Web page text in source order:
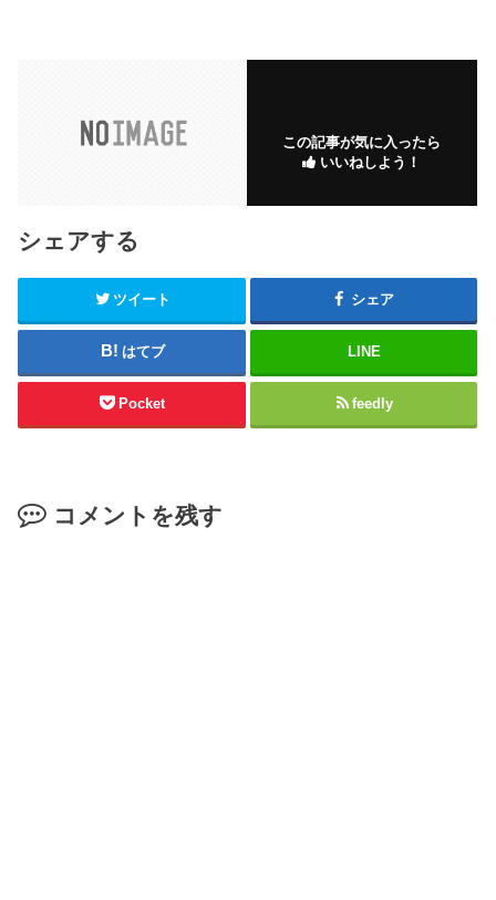
この記事が気に入ったら
いいねしよう！
シェアする
ツイート シェア
はてブ LINE
Pocket feedly
コメントを残す